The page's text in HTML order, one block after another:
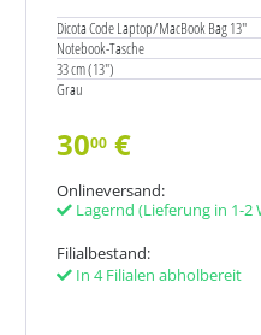
Dicota Code Laptop/MacBook Bag 13"
Notebook-Tasche
33 cm (13")
Grau
3000 €
Onlineversand:
Lagernd (Lieferung in 1-2
Filialbestand:
In 4 Filialen abholbereit